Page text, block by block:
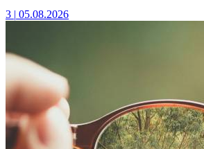
3 | 05.08.2026